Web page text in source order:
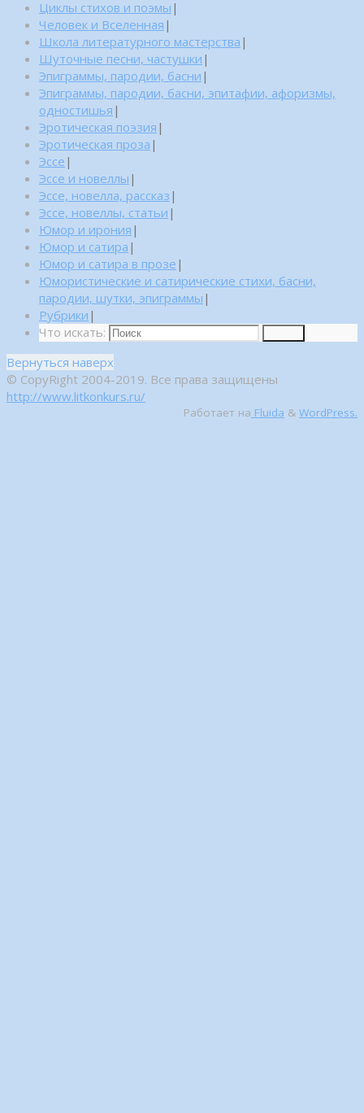
Циклы стихов и поэмы |
Человек и Вселенная |
Школа литературного мастерства |
Шуточные песни, частушки |
Эпиграммы, пародии, басни |
Эпиграммы, пародии, басни, эпитафии, афоризмы,
одностишья |
Эротическая поэзия |
Эротическая проза |
Эссе |
Эссе и новеллы |
Эссе, новелла, рассказ |
Эссе, новеллы, статьи |
Юмор и ирония |
Юмор и сатира |
Юмор и сатира в прозе |
Юмористические и сатирические стихи, басни,
пародии, шутки, эпиграммы |
Рубрики |
Что искать:
Вернуться наверх
© CopyRight 2004-2019. Все права защищены
http://www.litkonkurs.ru/
Работает на Fluida & WordPress.